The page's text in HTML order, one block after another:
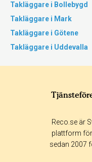
Takläggare i Bollebygd
Takläggare i Mark
Takläggare i Götene
Takläggare i Uddevalla
Reco.se är
plattform
sedan 2007